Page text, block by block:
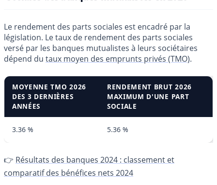
Le rendement des parts sociales est encadré par la
législation. Le taux de rendement des parts sociales
versé par les banques mutualistes à leurs sociétaires
dépend du taux moyen des emprunts privés (TMO).
MOYENNE TMO 2026
DES 3 DERNIÈRES
ANNÉES
RENDEMENT BRUT 2026
MAXIMUM D'UNE PART
SOCIALE
3.36 % 5.36 %
👉 Résultats des banques 2024 : classement et
comparatif des bénéfices nets 2024